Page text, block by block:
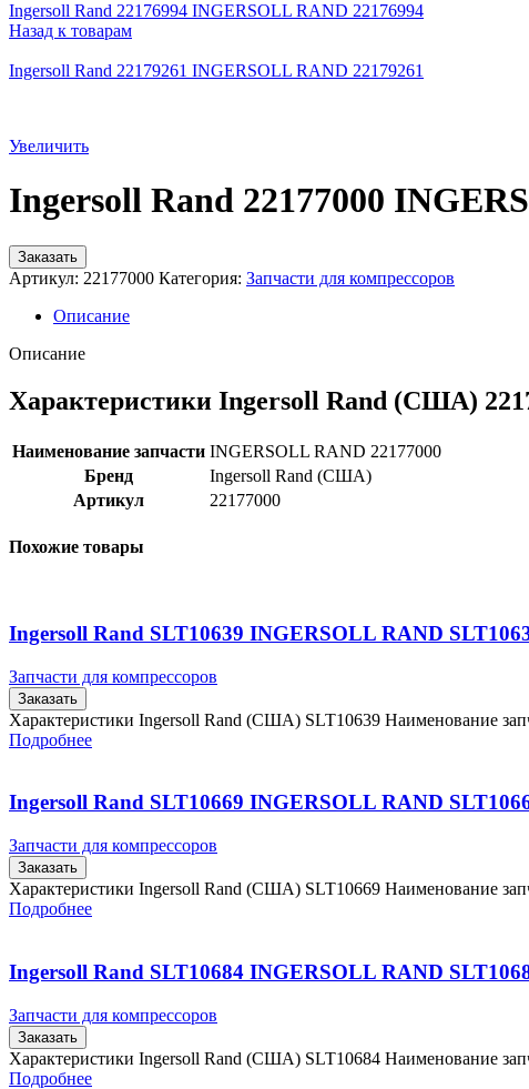
Ingersoll Rand 22176994 INGERSOLL RAND 22176994
Назад к товарам
Ingersoll Rand 22179261 INGERSOLL RAND 22179261
Увеличить
Ingersoll Rand 22177000
Заказать
Артикул: 22177000 Категория: Запчасти для компрессоров
Описание
Описание
Характеристики Ingersoll Rand (США)
Наименование запчасти INGERSOLL RAND 22177000
Бренд
Ingersoll Rand (США)
Артикул
22177000
Похожие товары
Ingersoll Rand SLT10639 INGERSOLL RAND
Запчасти для компрессоров
Заказать
Характеристики Ingersoll Rand (США) SLT10639 Наименование
Подробнее
Ingersoll Rand SLT10669 INGERSOLL RAND
Запчасти для компрессоров
Заказать
Характеристики Ingersoll Rand (США) SLT10669 Наименование
Подробнее
Ingersoll Rand SLT10684 INGERSOLL RAND
Запчасти для компрессоров
Заказать
Характеристики Ingersoll Rand (США) SLT10684 Наименование
Подробнее